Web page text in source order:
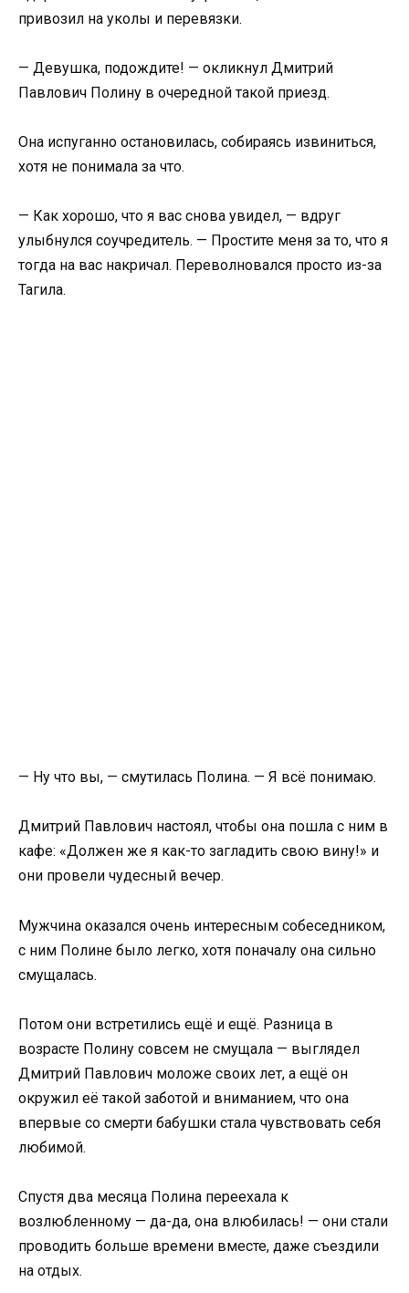
привозил на уколы и перевязки.
— Девушка, подождите! — окликнул Дмитрий
Павлович Полину в очередной такой приезд.
Она испуганно остановилась, собираясь извиниться,
хотя не понимала за что.
— Как хорошо, что я вас снова увидел, — вдруг
улыбнулся соучредитель. — Простите меня за то, что я
тогда на вас накричал. Переволновался просто из-за
Тагила.
— Ну что вы, — смутилась Полина. — Я всё понимаю.
Дмитрий Павлович настоял, чтобы она пошла с ним в
кафе: «Должен же я как-то загладить свою вину!» и
они провели чудесный вечер.
Мужчина оказался очень интересным собеседником,
с ним Полине было легко, хотя поначалу она сильно
смущалась.
Потом они встретились ещё и ещё. Разница в
возрасте Полину совсем не смущала — выглядел
Дмитрий Павлович моложе своих лет, а ещё он
окружил её такой заботой и вниманием, что она
впервые со смерти бабушки стала чувствовать себя
любимой.
Спустя два месяца Полина переехала к
возлюбленному — да-да, она влюбилась! — они стали
проводить больше времени вместе, даже съездили
на отдых.